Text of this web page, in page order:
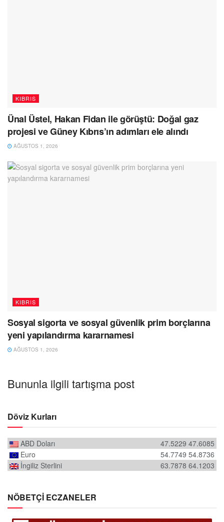
KIBRIS
Ünal Üstel, Hakan Fidan ile görüştü: Doğal gaz
projesi ve Güney Kıbrıs’ın adımları ele alındı
AĞUSTOS 1, 2026
KIBRIS
Sosyal sigorta ve sosyal güvenlik prim borçlarına
yeni yapılandırma kararnamesi
AĞUSTOS 1, 2026
Bununla ilgili tartışma post
Döviz Kurları
ABD Doları 47.6085
47.5229
Euro
54.8736
54.7749
İngiliz Sterlini
64.1203
63.7878
NÖBETÇİ ECZANELER